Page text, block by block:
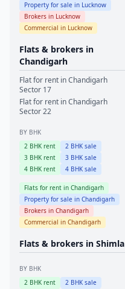
Property for sale in Lucknow
Brokers in Lucknow
Commercial in Lucknow
Flats & brokers in
Chandigarh
Flat for rent inChandigarh
Sector 17
Flat for rent inChandigarh
Sector 22
BY BHK
2 BHK rent 2 BHK sale
3 BHK rent 3 BHK sale
4 BHK rent 4 BHK sale
Flats for rent in Chandigarh
Property for sale in Chandigarh
Brokers in Chandigarh
Commercial in Chandigarh
Flats & brokers in Shimla
BY BHK
2 BHK rent 2 BHK sale